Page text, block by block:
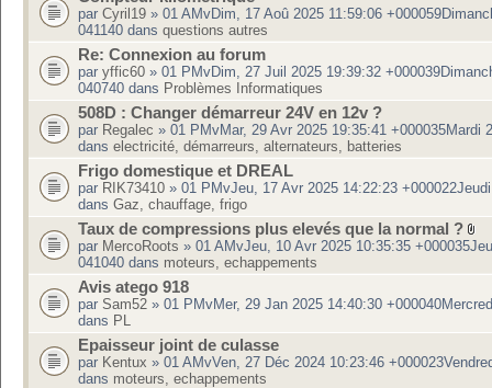
par Cyril19 » 01 AMvDim, 17 Aoû 2025 11:59:06
041140 dans questions autres
Re: Connexion au forum
par yffic60 » 01 PMvDim, 27 Juil 2025 19:39:32
040740 dans Problèmes Informatiques
508D : Changer démarreur 24V en 12v ?
par Regalec » 01 PMvMar, 29 Avr 2025 19:35:41 +000035Mardi
dans electricité, démarreurs, alternateurs, batteries
Frigo domestique et DREAL
par RIK73410 » 01 PMvJeu, 17 Avr 2025 14:22:23
dans Gaz, chauffage, frigo
Taux de compressions plus elevés que la normal ?
par MercoRoots » 01 AMvJeu, 10 Avr 2025 10:35:35
041040 dans moteurs, echappements
Avis atego 918
par Sam52 » 01 PMvMer, 29 Jan 2025 14:40:30
dans PL
Epaisseur joint de culasse
par Kentux » 01 AMvVen, 27 Déc 2024 10:23:46
dans moteurs, echappements